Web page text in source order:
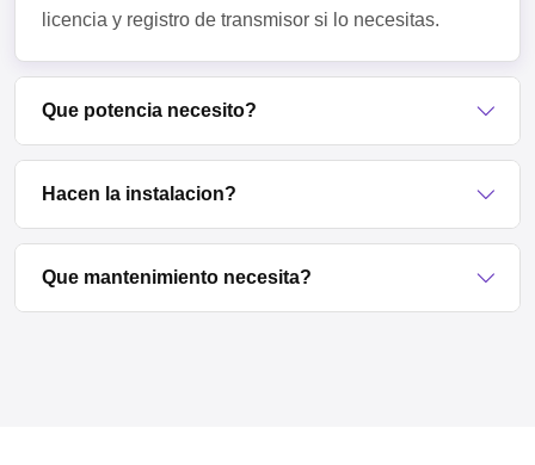
licencia y registro de transmisor si lo necesitas.
Que potencia necesito?
Hacen la instalacion?
Que mantenimiento necesita?